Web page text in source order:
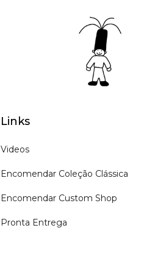
Links
Videos
Encomendar Coleção Clássica
Encomendar Custom Shop
Pronta Entrega